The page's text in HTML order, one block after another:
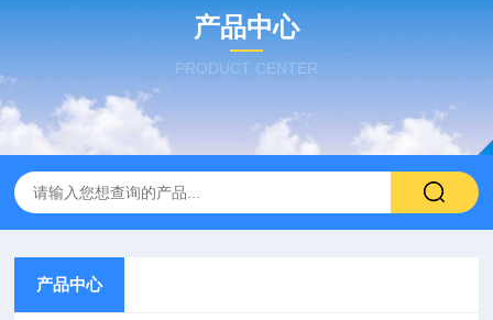
产品中心
PRODUCT CENTER
产品中心